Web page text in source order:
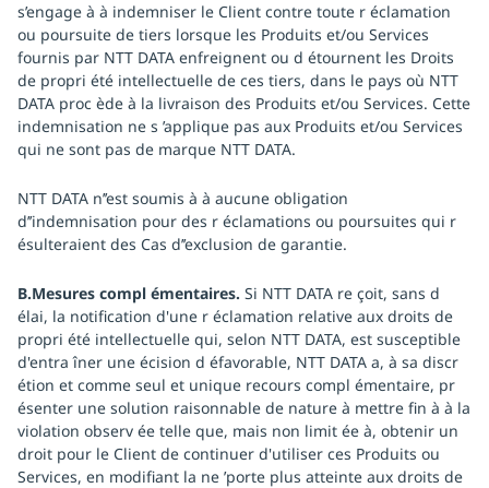
s’engage à à indemniser le Client contre toute r éclamation
ou poursuite de tiers lorsque les Produits et/ou Services
fournis par NTT DATA enfreignent ou d étournent les Droits
de propri été intellectuelle de ces tiers, dans le pays où NTT
DATA proc ède à la livraison des Produits et/ou Services. Cette
indemnisation ne s ’applique pas aux Produits et/ou Services
qui ne sont pas de marque NTT DATA.
NTT DATA n’’est soumis à à aucune obligation
d’’indemnisation pour des r éclamations ou poursuites qui r
ésulteraient des Cas d’’exclusion de garantie.
B.Mesures compl émentaires. Si NTT DATA re çoit, sans d
élai, la notification d'une r éclamation relative aux droits de
propri été intellectuelle qui, selon NTT DATA, est susceptible
d'entra îner une écision d éfavorable, NTT DATA a, à sa discr
étion et comme seul et unique recours compl émentaire, pr
ésenter une solution raisonnable de nature à mettre fin à à la
violation observ ée telle que, mais non limit ée à, obtenir un
droit pour le Client de continuer d'utiliser ces Produits ou
Services, en modifiant la ne ’porte plus atteinte aux droits de